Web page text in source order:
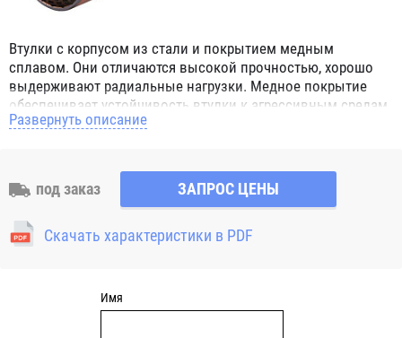
Втулки с корпусом из стали и покрытием медным
сплавом. Они отличаются высокой прочностью, хорошо
выдерживают радиальные нагрузки. Медное покрытие
обеспечивает устойчивость втулки к агрессивным средам,
защищает от коррозии. Благодаря накопителю твердой
низкий шум во время работы. Хорошая смазка
необходима для того, чтобы предотвратить перегрев
трущихся деталей, продлить срок службы механизмов.
Благодаря высокой нагрузочной способности и плавности
В нашем ассортименте представлены втулки разных
Развернуть описание
под заказ ЗАПРОС ЦЕНЫ
Скачать характеристики в PDF
Имя